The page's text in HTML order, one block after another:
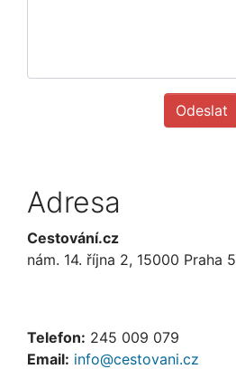
Odeslat
Adresa
Cestování.cz
nám. 14. října 2, 15000 Praha 5
Telefon: 245 009 079
Email: info@cestovani.cz